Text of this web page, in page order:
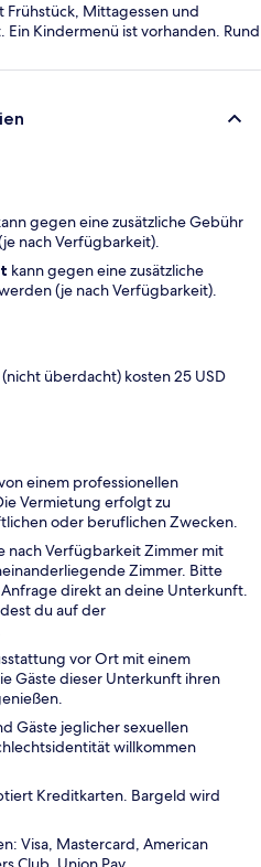
Frühstück, Mittagessen und
Kindermenü ist vorhanden. Rund
gegen eine zusätzliche Gebühr
nach Verfügbarkeit).
kann gegen eine zusätzliche
(je nach Verfügbarkeit).
überdacht) kosten 25 USD
einem professionellen
Vermietung erfolgt zu
oder beruflichen Zwecken.
nach Verfügbarkeit Zimmer mit
Zimmer. Bitte
direkt an deine Unterkunft.
du auf der
vor Ort mit einem
Gäste dieser Unterkunft ihren
Gäste jeglicher sexuellen
willkommen
Kreditkarten. Bargeld wird
Visa, Mastercard, American